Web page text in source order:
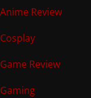
Anime Review
Cosplay
Game Review
Gaming